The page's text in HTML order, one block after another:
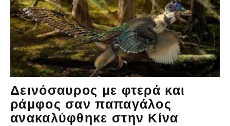
Δεινόσαυρος με φτερά και
ράμφος σαν παπαγάλος
ανακαλύφθηκε στην Κίνα